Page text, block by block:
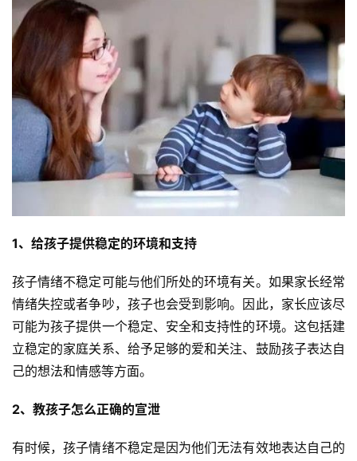
1、给孩子提供稳定的环境和支持
孩子情绪不稳定可能与他们所处的环境有关。如果家长经常
情绪失控或者争吵，孩子也会受到影响。因此，家长应该尽
可能为孩子提供一个稳定、安全和支持性的环境。这包括建
立稳定的家庭关系、给予足够的爱和关注、鼓励孩子表达自
己的想法和情感等方面。
2、教孩子怎么正确的宣泄
有时候，孩子情绪不稳定是因为他们无法有效地表达自己的